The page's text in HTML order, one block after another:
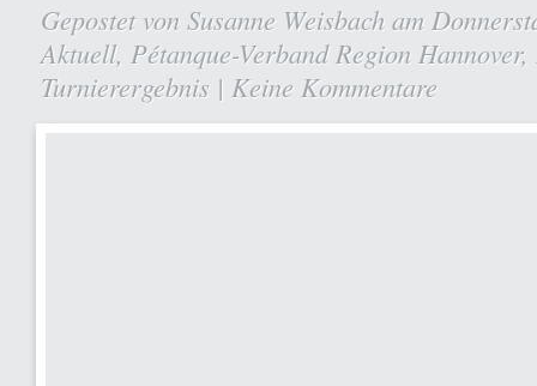
Gepostet von Susanne Weisbach am
Aktuell, Pétanque-Verband Region Hannover,
Turnierergebnis | Keine Kommentare